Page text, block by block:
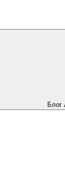
Блог